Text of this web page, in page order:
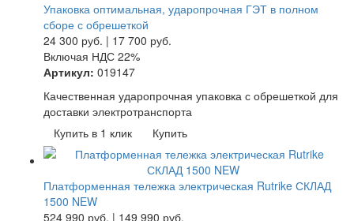
Упаковка оптимальная, ударопрочная ГЭТ в полном
сборе с обрешеткой
24 300 руб. | 17 700 руб.
Включая НДС 22%
Артикул: 019147
Качественная ударопрочная упаковка с обрешеткой для
доставки электротранспорта
Купить в 1 клик
Купить
Платформенная тележка электрическая Rutrike СКЛАД
1500 NEW
524 990 руб. | 149 990 руб.